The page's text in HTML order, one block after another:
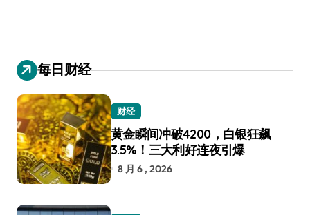
每日财经
财经
黄金瞬间冲破4200，白银狂飙
3.5%！三大利好连夜引爆
8 月 6 , 2026